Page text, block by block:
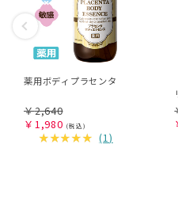
薬用ボディプラセンタ
￥2,640
￥ 1,980
(1)